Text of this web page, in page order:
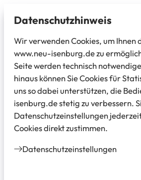
Datenschutz­hinweis
Wir verwenden Cookies, um Ihnen
www.neu-isenburg.de zu
Seite werden technisch
hinaus können Sie Cookies für
uns so dabei unterstützen, die
isenburg.de stetig zu verbessern.
Datenschutzeinstellungen
Cookies direkt zustimmen.
Datenschutz­einstellungen